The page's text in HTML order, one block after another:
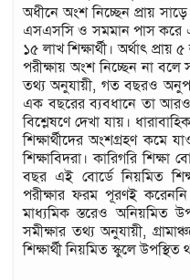
অধীনে অংশ নিচ্ছেন প্রায়
এসএসসি ও সমমান পাস করে
১৫ লাখ শিক্ষার্থী। অর্থাৎ প্রায়
পরীক্ষায় অংশ নিচ্ছেন না বলে
তথ্য অনুযায়ী, গত বছরও
এক বছরের ব্যবধানে তা আরও
বিশ্লেষণে দেখা যায়।
শিক্ষার্থীদের অংশগ্রহণ কমে
শিক্ষাবিদরা। কারিগরি
বছর এই বোর্ডে নিয়মিত
পরীক্ষার ফরম পূরণই
মাধ্যমিক স্তরেও অনিয়মিত
সমীক্ষার তথ্য অনুযায়ী,
শিক্ষার্থী নিয়মিত স্কুলে